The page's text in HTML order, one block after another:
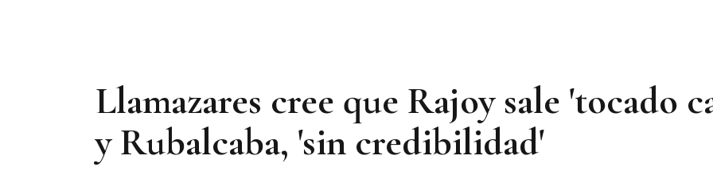
Llamazares cree que Rajoy sale 'tocado
y Rubalcaba, 'sin credibilidad'